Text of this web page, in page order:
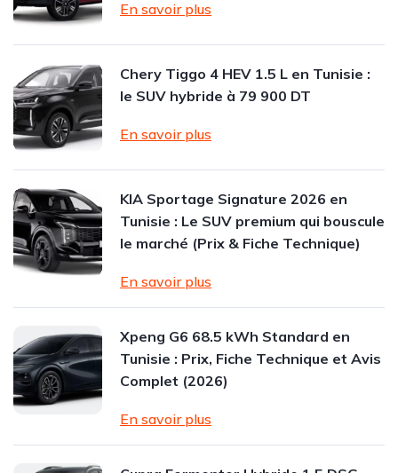
En savoir plus
Chery Tiggo 4 HEV 1.5 L en Tunisie :
le SUV hybride à 79 900 DT
En savoir plus
KIA Sportage Signature 2026 en
Tunisie : Le SUV premium qui bouscule
le marché (Prix & Fiche Technique)
En savoir plus
Xpeng G6 68.5 kWh Standard en
Tunisie : Prix, Fiche Technique et Avis
Complet (2026)
En savoir plus